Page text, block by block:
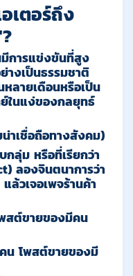
เตอร์ถึง
การแข่งขันที่สูง
างเป็นธรรมชาติ
หลายเดือนหรือเป็น
ในแง่ของกลยุทธ์
าเชื่อถือทางสังคม)
ลุ่ม หรือที่เรียกว่า
ลองจินตนาการว่า
วเจอเพจร้านค้า
สต์ขายของมีคน
โพสต์ขายของมี